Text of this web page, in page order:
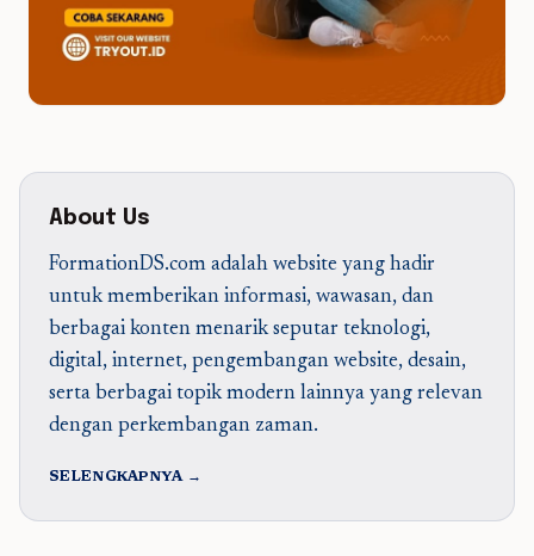
About Us
FormationDS.com adalah website yang hadir
untuk memberikan informasi, wawasan, dan
berbagai konten menarik seputar teknologi,
digital, internet, pengembangan website, desain,
serta berbagai topik modern lainnya yang relevan
dengan perkembangan zaman.
SELENGKAPNYA →